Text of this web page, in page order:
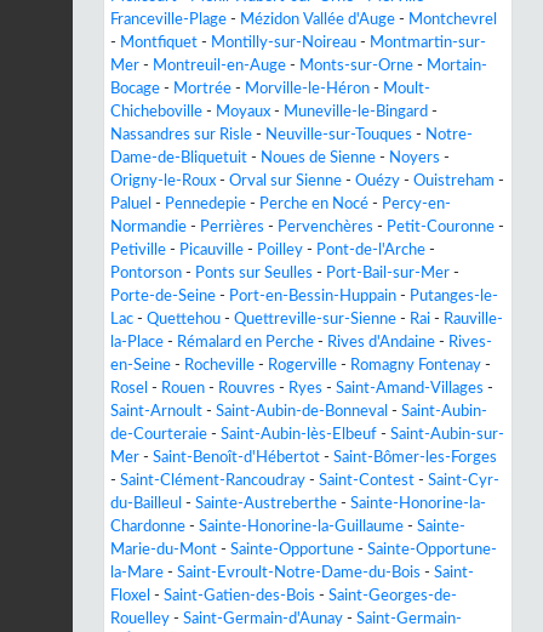
Franceville-Plage - Mézidon Vallée d'Auge - Montchevrel
- Montfiquet - Montilly-sur-Noireau - Montmartin-sur-
Mer - Montreuil-en-Auge - Monts-sur-Orne - Mortain-
Bocage - Mortrée - Morville-le-Héron - Moult-
Chicheboville - Moyaux - Muneville-le-Bingard -
Nassandres sur Risle - Neuville-sur-Touques - Notre-
Dame-de-Bliquetuit - Noues de Sienne - Noyers -
Origny-le-Roux - Orval sur Sienne - Ouézy - Ouistreham -
Paluel - Pennedepie - Perche en Nocé - Percy-en-
Normandie - Perrières - Pervenchères - Petit-Couronne -
Petiville - Picauville - Poilley - Pont-de-l'Arche -
Pontorson - Ponts sur Seulles - Port-Bail-sur-Mer -
Porte-de-Seine - Port-en-Bessin-Huppain - Putanges-le-
Lac - Quettehou - Quettreville-sur-Sienne - Rai - Rauville-
la-Place - Rémalard en Perche - Rives d'Andaine - Rives-
en-Seine - Rocheville - Rogerville - Romagny Fontenay -
Rosel - Rouen - Rouvres - Ryes - Saint-Amand-Villages -
Saint-Arnoult - Saint-Aubin-de-Bonneval - Saint-Aubin-
de-Courteraie - Saint-Aubin-lès-Elbeuf - Saint-Aubin-sur-
Mer - Saint-Benoît-d'Hébertot - Saint-Bômer-les-Forges
- Saint-Clément-Rancoudray - Saint-Contest - Saint-Cyr-
du-Bailleul - Sainte-Austreberthe - Sainte-Honorine-la-
Chardonne - Sainte-Honorine-la-Guillaume - Sainte-
Marie-du-Mont - Sainte-Opportune - Sainte-Opportune-
la-Mare - Saint-Evroult-Notre-Dame-du-Bois - Saint-
Floxel - Saint-Gatien-des-Bois - Saint-Georges-de-
Rouelley - Saint-Germain-d'Aunay - Saint-Germain-